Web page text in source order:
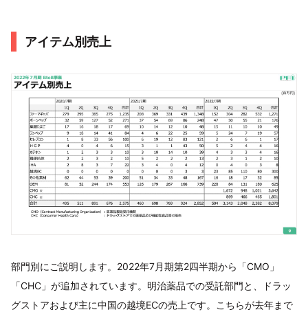
アイテム別売上
部門別にご説明します。2022年7月期第2四半期から「CMO」
「CHC」が追加されています。明治薬品での受託部門と、ドラッ
グストアおよび主に中国の越境ECの売上です。こちらが去年まで